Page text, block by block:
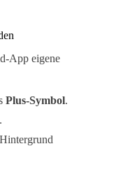
App eigene
Plus-Symbol.